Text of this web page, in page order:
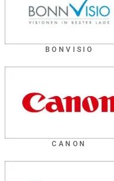
BONVISIO
CANON